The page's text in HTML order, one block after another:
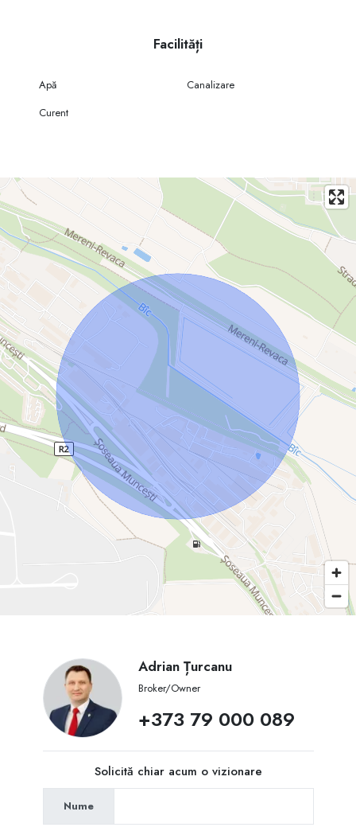
• Înălțime interioară: 6 m
• Construcție solidă, acces TIR
• Acces rapid la infrastructura principală
Tehnică disponibilă (opțional):
Hala se poate vinde cu tot echipamentul pentru prelucrarea metalului și
a lemnului sau fără tehnică, în funcție de necesitățile cumpărătorului.
Avantaje majore:
Noul proprietar va beneficia de toate privilegiile fiscale și vamale oferite
de Zona Economică Liberă Chișinău, exact ca proprietarul actual,
inclusiv:
• facilități fiscale,
• condiții avantajoase la import/export,
• proceduri simplificate pentru activitate industrială.
Această proprietate reprezintă o oportunitate excelentă pentru companii
din producție, logistică sau investiții industriale.
Pentru detalii, vizionare și documentație completă, contactați-ne.
Facilități
Apă
Canalizare
Curent
Adrian Țurcanu
Broker/Owner
+373 79 000 089
Solicită chiar acum o vizionare
Nume